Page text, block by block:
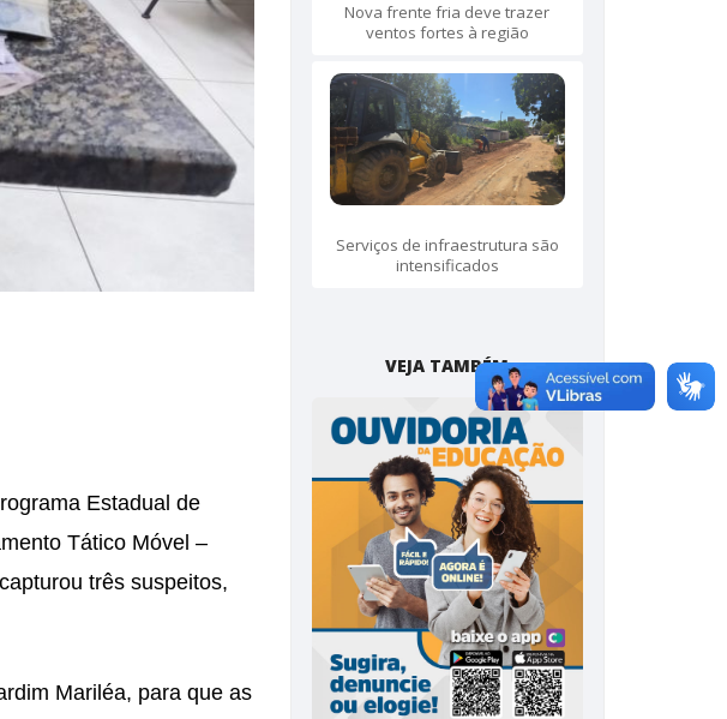
Estadual de
Tático Móvel –
três suspeitos,
Mariléa, para que as
Nova frente fria deve trazer
ventos fortes à região
Serviços de infraestrutura são
intensificados
VEJA TAMBÉM